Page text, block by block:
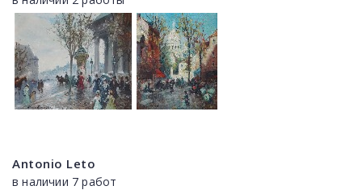
Antonio Leto
в наличии 7 работ